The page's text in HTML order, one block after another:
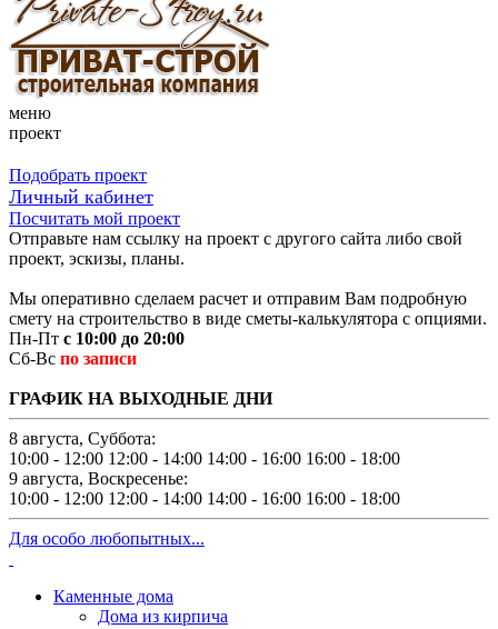
меню
проект
Подобрать проект
Личный кабинет
Посчитать мой проект
Отправьте нам ссылку на проект с другого сайта либо свой
проект, эскизы, планы.
Мы оперативно сделаем расчет и отправим Вам подробную
смету на строительство в виде сметы-калькулятора с опциями.
Пн-Пт с 10:00 до 20:00
Сб-Вс по записи
ГРАФИК НА ВЫХОДНЫЕ ДНИ
8 августа, Суббота:
10:00 - 12:00 12:00 - 14:00 14:00 - 16:00 16:00 - 18:00
9 августа, Воскресенье:
10:00 - 12:00 12:00 - 14:00 14:00 - 16:00 16:00 - 18:00
Для особо любопытных...
Каменные дома
Дома из кирпича